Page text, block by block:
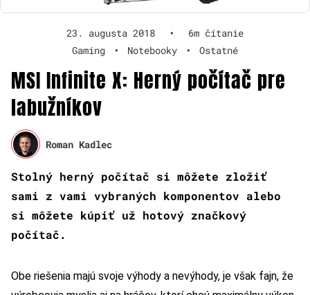
23. augusta 2018 •
6m čítanie
Gaming
• Notebooky • Ostatné
MSI Infinite X: Herný počítač pre
labužníkov
Roman Kadlec
Stolný herný počítač si môžete zložiť
sami z vami vybraných komponentov alebo
si môžete kúpiť už hotový značkový
počítač.
Obe riešenia majú svoje výhody a nevýhody, je však fajn, že